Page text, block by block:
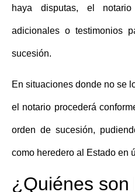
haya disputas, el
adicionales o testimonios
sucesión.
En situaciones donde no se
el notario procederá
orden de sucesión,
como heredero al Estado en
¿Quiénes